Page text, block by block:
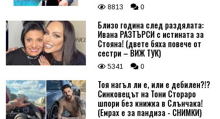
8813 0
Близо година след раздялата:
Ивана РАЗТЪРСИ с истината за
Стояна! (двете бяха повече от
сестри – ВИЖ ТУК)
5341 0
Тоя нагъл ли е, или е дебилен?!?
Синковецът на Тони Стораро
шпори без книжка в Слънчака!
(Емрах е за пандиза - СНИМКИ)